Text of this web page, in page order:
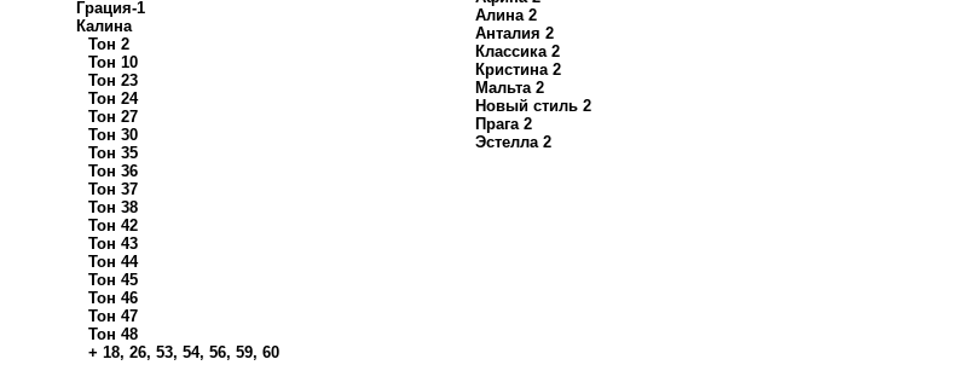
Грация-1
Калина
Тон 2
Тон 10
Тон 23
Тон 24
Тон 27
Тон 30
Тон 35
Тон 36
Тон 37
Тон 38
Тон 42
Тон 43
Тон 44
Тон 45
Тон 46
Тон 47
Тон 48
+ 18, 26, 53, 54, 56, 59, 60
Алина 2
Анталия 2
Классика 2
Кристина 2
Мальта 2
Новый стиль 2
Прага 2
Эстелла 2